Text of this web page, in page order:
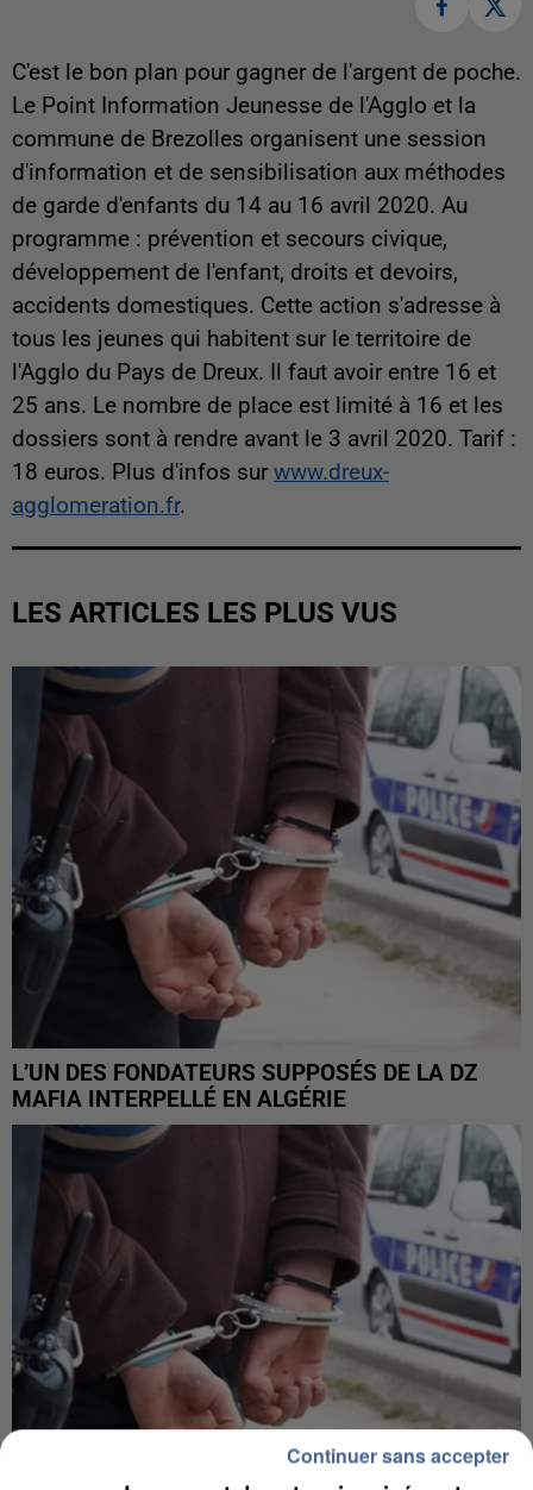
C'est le bon plan pour gagner de l'argent de poche.
Le Point Information Jeunesse de l'Agglo et la
commune de Brezolles organisent une session
d'information et de sensibilisation aux méthodes
de garde d'enfants du 14 au 16 avril 2020. Au
programme : prévention et secours civique,
développement de l'enfant, droits et devoirs,
accidents domestiques. Cette action s'adresse à
tous les jeunes qui habitent sur le territoire de
l'Agglo du Pays de Dreux. Il faut avoir entre 16 et
25 ans. Le nombre de place est limité à 16 et les
dossiers sont à rendre avant le 3 avril 2020. Tarif :
18 euros. Plus d'infos sur www.dreux-
agglomeration.fr.
LES ARTICLES LES PLUS VUS
L’UN DES FONDATEURS SUPPOSÉS DE LA DZ
MAFIA INTERPELLÉ EN ALGÉRIE
Continuer sans accepter